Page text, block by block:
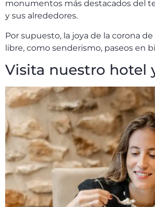
monumentos más destacados del
y sus alrededores.
Por supuesto, la joya de la corona
libre, como senderismo, paseos en
Visita nuestro hotel